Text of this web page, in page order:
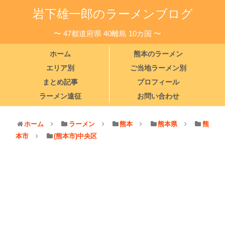
岩下雄一郎のラーメンブログ
〜 47都道府県 40離島 10カ国 〜
ホーム
熊本のラーメン
エリア別
ご当地ラーメン別
まとめ記事
プロフィール
ラーメン遠征
お問い合わせ
ホーム ラーメン 熊本 熊本県
熊
本市
(熊本市)中央区